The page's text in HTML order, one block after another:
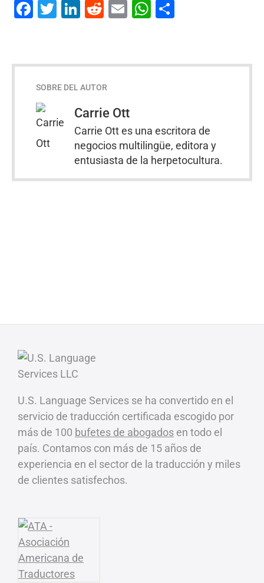
Facebook
Twitter
LinkedIn
Reddit
EmailWhatsApp
Compartir
SOBRE DEL AUTOR
Carrie Ott
Carrie Ott es una escritora de
negocios multilingüe, editora y
entusiasta de la herpetocultura.
U.S. Language Services se ha convertido en el
servicio de traducción certificada escogido por
más de 100 bufetes de abogados en todo el
país. Contamos con más de 15 años de
experiencia en el sector de la traducción y miles
de clientes satisfechos.